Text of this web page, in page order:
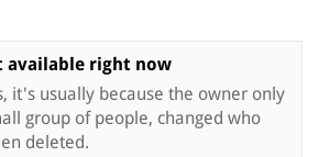
available right now
it's usually because the owner only
group of people, changed who
deleted.